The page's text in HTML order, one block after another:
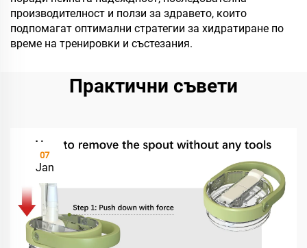
производителност и ползи за здравето, които
подпомагат оптимални стратегии за хидратиране по
време на тренировки и състезания.
Практични съвети
07
Jan